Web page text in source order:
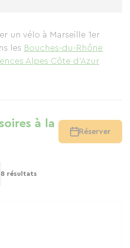
un vélo à Marseille 1er
les Bouches-du-Rhône
Alpes Côte d'Azur
à la
Réserver
8 résultats